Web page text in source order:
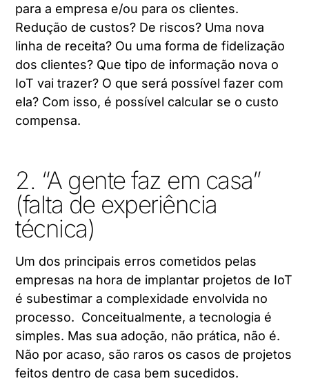
para a empresa e/ou para os clientes.
Redução de custos? De riscos? Uma nova
linha de receita? Ou uma forma de fidelização
dos clientes? Que tipo de informação nova o
IoT vai trazer? O que será possível fazer com
ela? Com isso, é possível calcular se o custo
compensa.
2. “A gente faz em casa”
(falta de experiência
técnica)
Um dos principais erros cometidos pelas
empresas na hora de implantar projetos de IoT
é subestimar a complexidade envolvida no
processo. Conceitualmente, a tecnologia é
simples. Mas sua adoção, não prática, não é.
Não por acaso, são raros os casos de projetos
feitos dentro de casa bem sucedidos.